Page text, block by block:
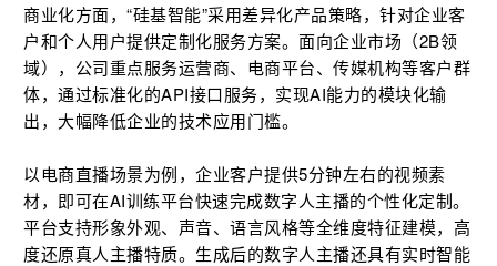
商业化方面，“硅基智能”采用差异化产品策略，针对企业客
户和个人用户提供定制化服务方案。面向企业市场（2B领
域），公司重点服务运营商、电商平台、传媒机构等客户群
体，通过标准化的API接口服务，实现AI能力的模块化输
出，大幅降低企业的技术应用门槛。
以电商直播场景为例，企业客户提供5分钟左右的视频素
材，即可在AI训练平台快速完成数字人主播的个性化定制。
平台支持形象外观、声音、语言风格等全维度特征建模，高
度还原真人主播特质。生成后的数字人主播还具有实时智能